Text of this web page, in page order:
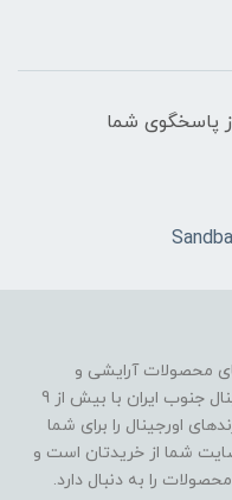
شبانه‌روز پاسخگوی شما
محصولات آرایشی و
بهداشتی ، مراقبت از پوست و موی اورجینال جنوب ایران با بیش از 9
اورجینال را برای شما
شما از خریدتان است و
را به دنبال دارد.